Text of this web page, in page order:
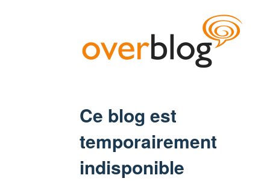
Ce blog est
temporairement
indisponible